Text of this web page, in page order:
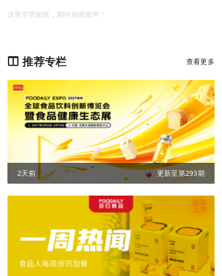
这里空空如也，期待你的发声！
推荐专栏 查看更多
2天前 更新至第293期